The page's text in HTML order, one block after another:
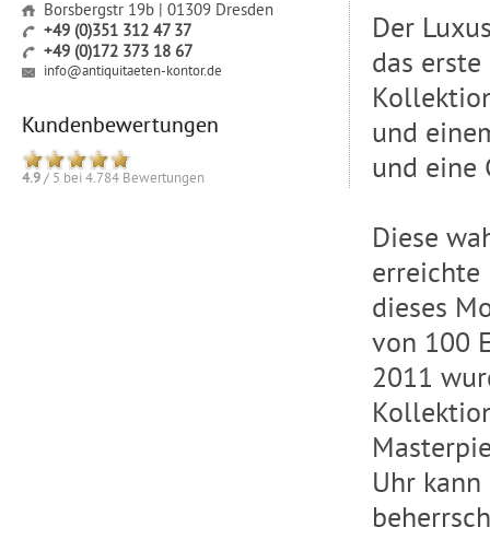
Borsbergstr 19b | 01309 Dresden
+49 (0)351 312 47 37
+49 (0)172 373 18 67
info@antiquitaeten-kontor.de
Kundenbewertungen
4.9/ 5 bei4.784 Bewertungen
Der
das
und
und eine
Diese
erreichte
dieses
von 100
2011
Uhr